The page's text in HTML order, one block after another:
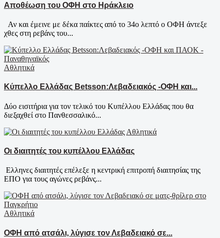
Αποθέωση του ΟΦΗ στο Ηράκλειο
Αν και έμεινε με δέκα παίκτες από το 34ο λεπτό ο ΟΦΗ άντεξε
χθες στη ρεβάνς του...
Αθλητικά
Κύπελλο Ελλάδας Betsson:Λεβαδειακός -ΟΦΗ και...
Δύο εισιτήρια για τον τελικό του Κυπέλλου Ελλάδας που θα
διεξαχθεί στο Πανθεσσαλικό...
Αθλητικά
Οι διαιτητές του κυπέλλου Ελλάδας
Ελληνες διαιτητές επέλεξε η κεντρική επιτροπή διαιτησίας της
ΕΠΟ για τους αγώνες ρεβάνς...
Αθλητικά
ΟΦΗ από ατσάλι, λύγισε τον Λεβαδειακό σε...